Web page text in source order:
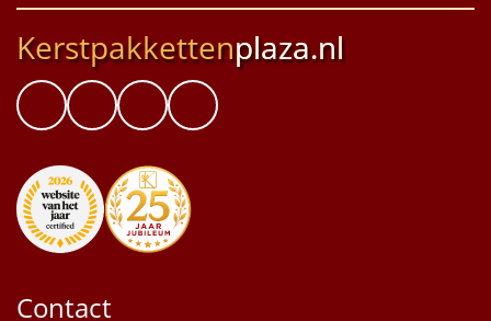
Kerstpakkettenplaza.nl
Contact